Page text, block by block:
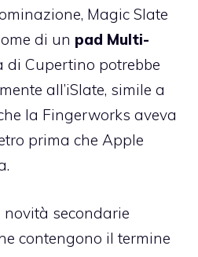
Magic Slate
di un pad Multi-
di Cupertino potrebbe
all’iSlate, simile a
la Fingerworks aveva
prima che Apple
secondarie
contengono il termine